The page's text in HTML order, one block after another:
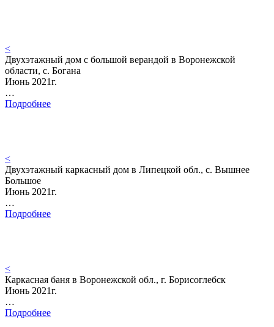
<
Двухэтажный дом с большой верандой в Воронежской
области, с. Богана
Июнь 2021г.
…
Подробнее
<
Двухэтажный каркасный дом в Липецкой обл., с. Вышнее
Большое
Июнь 2021г.
…
Подробнее
<
Каркасная баня в Воронежской обл., г. Борисоглебск
Июнь 2021г.
…
Подробнее